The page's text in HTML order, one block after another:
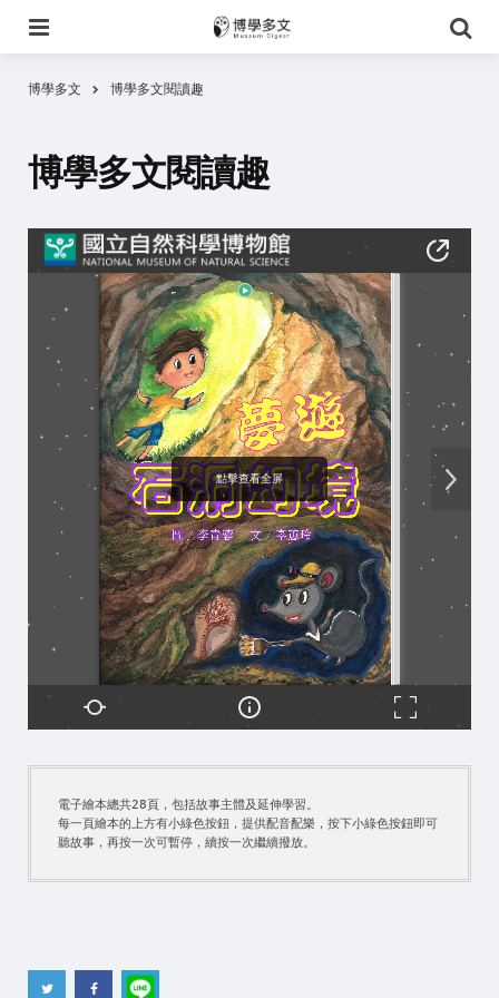
尋
博學多文 博學多文閱讀趣
博學多文閱讀趣
電子繪本總共28頁，包括故事主體及延伸學習。
每一頁繪本的上方有小綠色按鈕，提供配音配樂，按下小綠色按鈕即可
聽故事，再按一次可暫停，續按一次繼續撥放。